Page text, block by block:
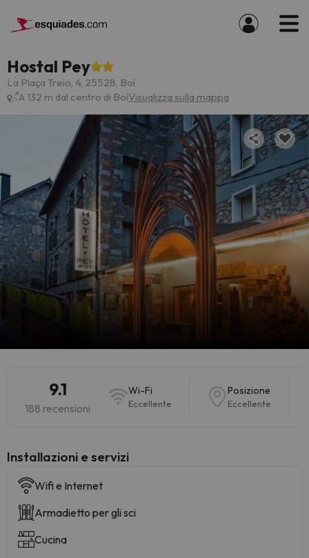
Hostal Pey
La Plaça Treio, 4, 25528, Boí
A 132 m dal centro di BoíVisualizza sulla mappa
9.1
188 recensioni
Wi-Fi
Eccellente
Posizione
Eccellente
Installazioni e servizi
Wifi e Internet
Armadietto per gli sci
Cucina